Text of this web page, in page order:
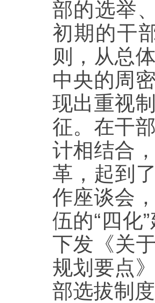
部的选举
初期的干
则，从总
中央的周
现出重视
征。在干
计相结合
革，起到
作座谈会
伍的“四化
下发《关
规划要点
部选拔制